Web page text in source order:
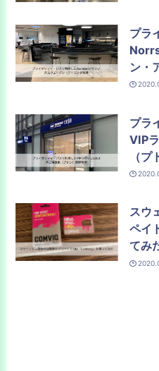
プラ
ン・
プラ
VIP
（
スウ
ペイ
てみ